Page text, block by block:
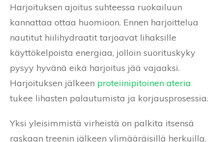
Harjoituksen ajoitus suhteessa ruokailuun
kannattaa ottaa huomioon. Ennen harjoittelua
nautitut hiilihydraatit tarjoavat lihaksille
käyttökelpoista energiaa, jolloin suorituskyky
pysyy hyvänä eikä harjoitus jää vajaaksi.
Harjoituksen jälkeen proteiinipitoinen ateria
tukee lihasten palautumista ja korjausprosessia.
Yksi yleisimmistä virheistä on palkita itsensä
raskaan treenin jälkeen ylimääräisillä herkuilla.